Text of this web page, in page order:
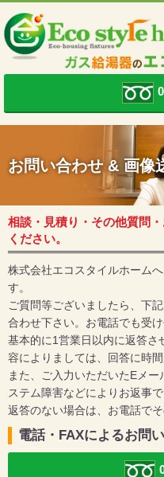
お問い合わせ & 画像
相談・見積り・その他質問
ください。
株式会社エコスタイルホーム
す。
ご質問等ございましたら、下
合わせ下さい。お電話でも受け
基本的に1営業日以内に返答さ
容によりましては、回答に時
また、ご入力いただいたEメ
ステム障害などによりお返事
返答のない場合は、お電話で
電話・FAXによるお問